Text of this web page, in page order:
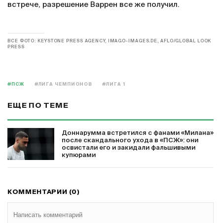
встрече, разрешение Варрен все же получил.
ВСЕ ФОТО: KEYSTONE PRESS AGENCY, IMAGO-IMAGES.DE, AFLO/GLOBAL LOOK
PRESS
#ПСЖ #ЛИГА ЧЕМПИОНОВ #ЛИГА 1
ЕЩЕ ПО ТЕМЕ
Доннарумма встретился с фанами «Милана»
после скандального ухода в «ПСЖ»: они
освистали его и закидали фальшивыми
купюрами
КОММЕНТАРИИ (0)